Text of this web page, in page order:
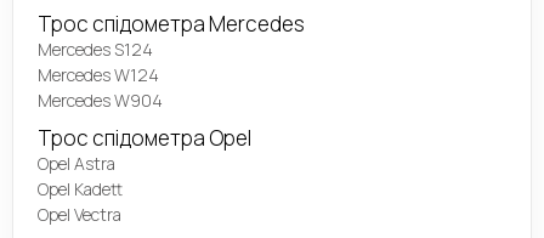
Трос спідометра Mercedes
Mercedes S124
Mercedes W124
Mercedes W904
Трос спідометра Opel
Opel Astra
Opel Kadett
Opel Vectra